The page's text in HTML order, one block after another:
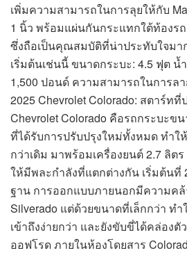
เพิ่มความสามารถในการลุยให้กับ
1 นิ้ว พร้อมแผ่นกันกระแทกใต้ท้องร
ซึ่งถือเป็นคุณสมบัติที่น่าประทับใจมา
เริ่มต้นเช่นนี้ ขนาดกระบะ: 4.5 ฟุต
1,500 ปอนด์ ความสามารถในการล
2025 Chevrolet Colorado: สตาร์ท
Chevrolet Colorado คือรถกระบะข
ที่ได้รับการปรับปรุงใหม่ทั้งหมด ทำ
กว่าเดิม มาพร้อมเครื่องยนต์ 2.7 ลิต
ให้มีพละกำลังที่แตกต่างกัน เริ่มต้นที่
ฐาน การออกแบบภายนอกมีความค
Silverado แต่ด้วยขนาดที่เล็กกว่า ท
เข้าถึงง่ายกว่า และยังขับขี่ได้คล่อง
ออฟโรด ภายในห้องโดยสาร